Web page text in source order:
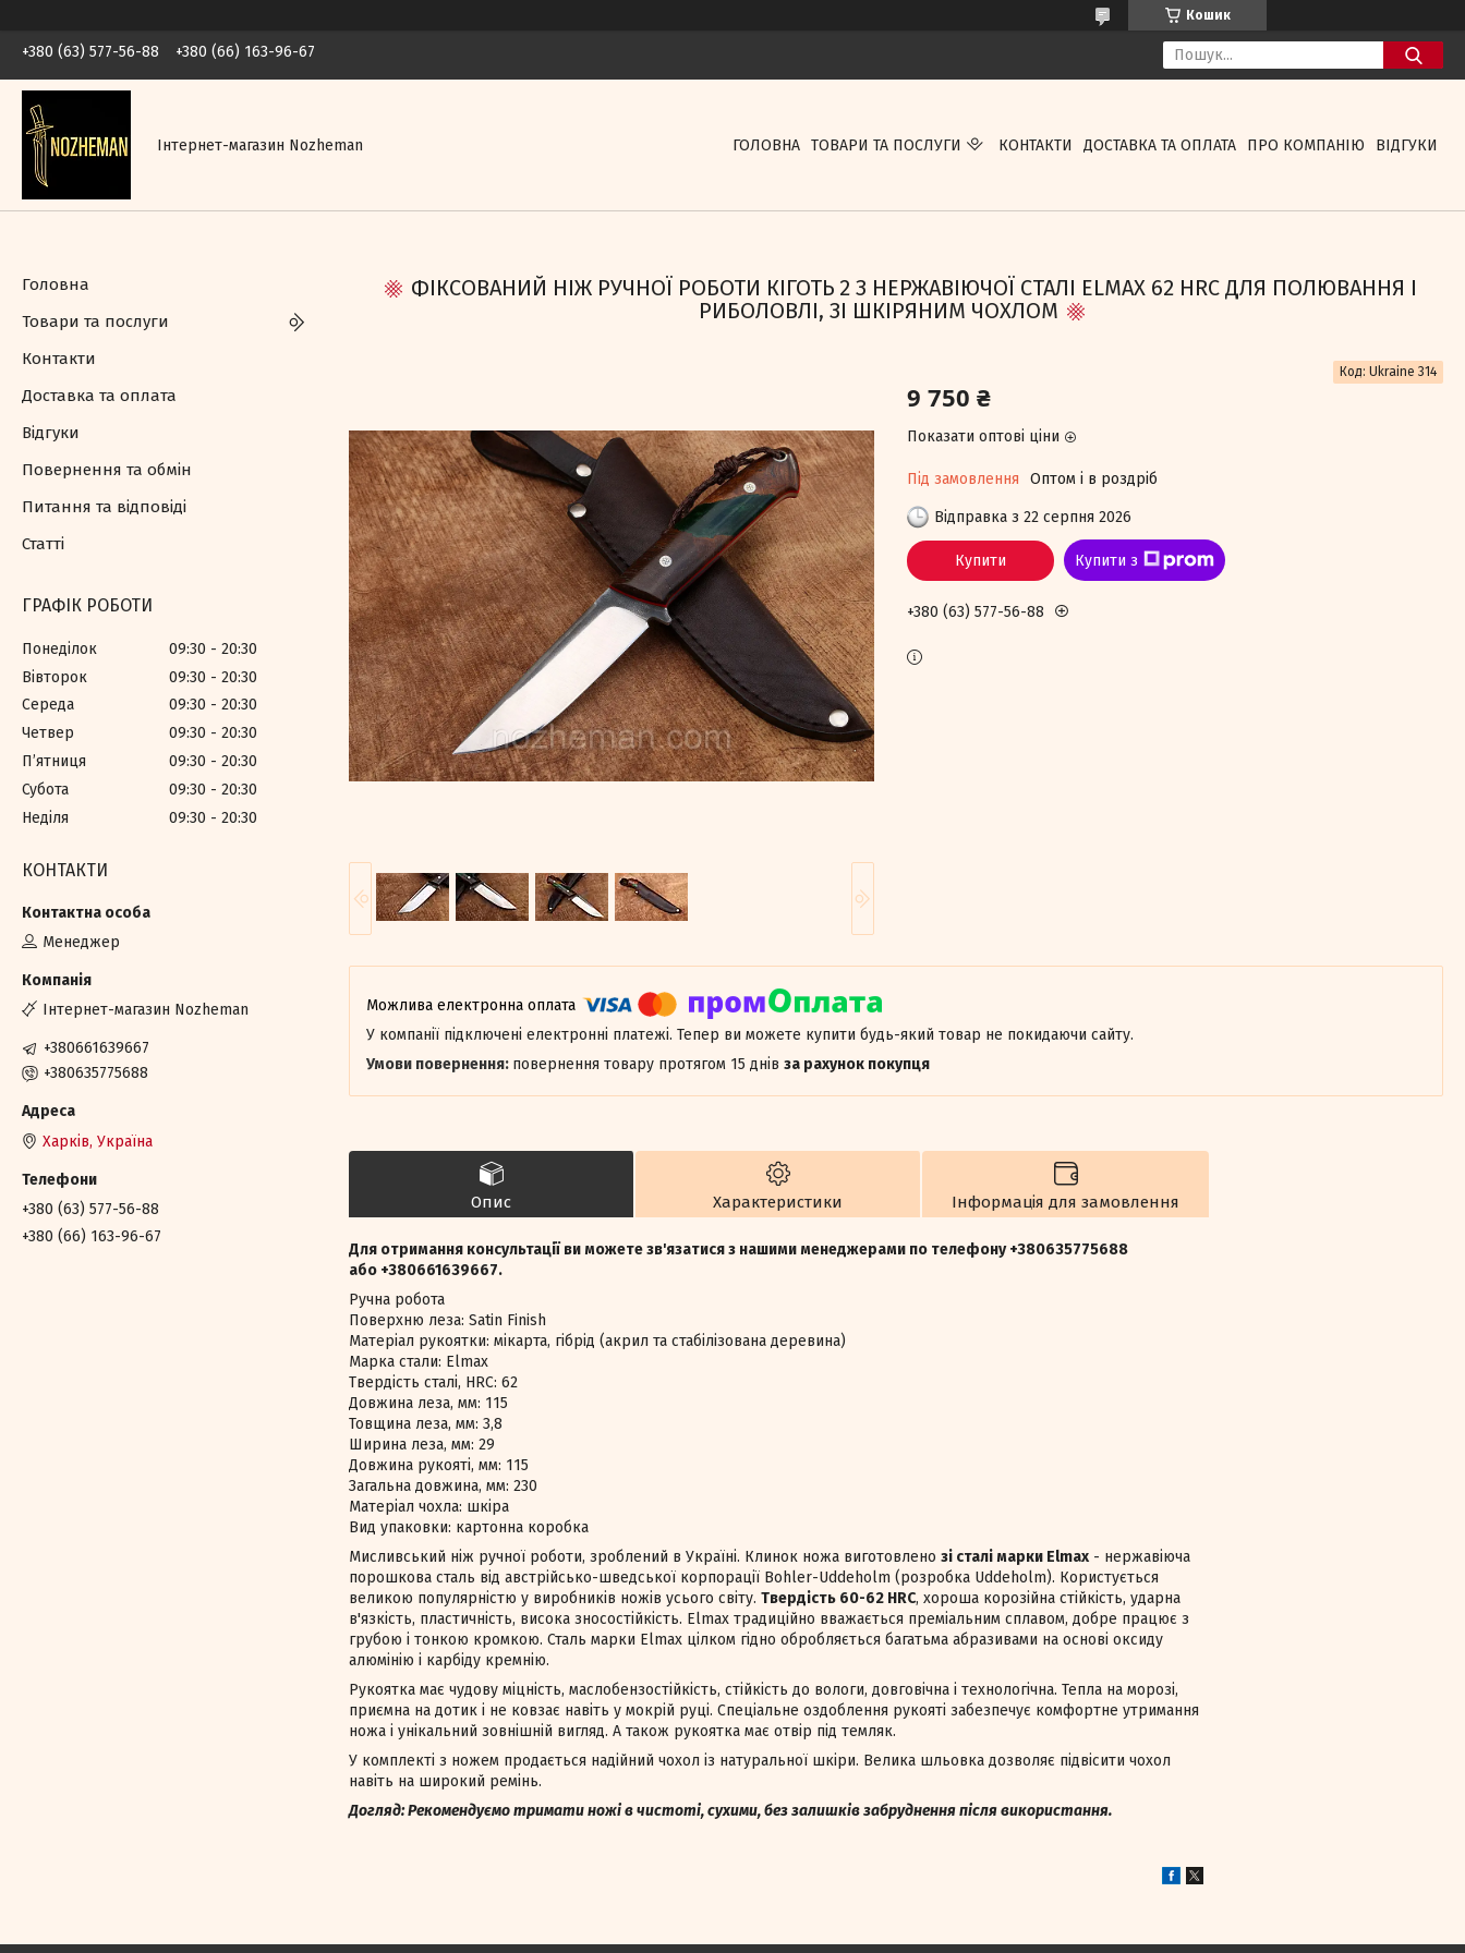
Кошик
+380 (63) 577-56-88 +380 (66) 163-96-67
Інтернет-магазин Nozheman ГОЛОВНА ТОВАРИ ТА ПОСЛУГИ КОНТАКТИ ДОСТАВКА ТА ОПЛАТА ПРО КОМПАНІЮ ВІДГУКИ
ФІКСОВАНИЙ НІЖ РУЧНОЇ РОБОТИ КІГОТЬ 2 З НЕРЖАВІЮЧОЇ СТАЛІ ELMAX 62 HRC ДЛЯ ПОЛЮВАННЯ І
РИБОЛОВЛІ, ЗІ ШКІРЯНИМ ЧОХЛОМ
9 750 ₴
Показати оптові ціни
Під замовлення Оптом і в роздріб
Код: Ukraine 314
Відправка з 22 серпня 2026
Купити Купити з
+380 (63) 577-56-88
У компанії підключені електронні платежі. Тепер ви можете купити будь-який товар не покидаючи сайту.
повернення товару протягом 15 днів за рахунок покупця
Опис Характеристики Інформація для замовлення
Для отримання консультації ви можете зв'язатися з нашими менеджерами по телефону +380635775688
або +380661639667.
Ручна робота
Поверхню леза: Satin Finish
Матеріал рукоятки: мікарта, гібрід (акрил та стабілізована деревина)
Марка стали: Elmax
Твердість сталі, HRC: 62
Довжина леза, мм: 115
Товщина леза, мм: 3,8
Ширина леза, мм: 29
Довжина рукояті, мм: 115
Загальна довжина, мм: 230
Матеріал чохла: шкіра
Вид упаковки: картонна коробка
Мисливський ніж ручної роботи, зроблений в Україні. Клинок ножа виготовлено зі сталі марки Elmax - нержавіюча
порошкова сталь від австрійсько-шведської корпорації Bohler-Uddeholm (розробка Uddeholm). Користується
великою популярністю у виробників ножів усього світу. Твердість 60-62 HRC, хороша корозійна стійкість, ударна
в'язкість, пластичність, висока зносостійкість. Elmax традиційно вважається преміальним сплавом, добре працює з
грубою і тонкою кромкою. Сталь марки Elmax цілком гідно обробляється багатьма абразивами на основі оксиду
алюмінію і карбіду кремнію.
Рукоятка має чудову міцність, маслобензостійкість, стійкість до вологи, довговічна і технологічна. Тепла на морозі,
приємна на дотик і не ковзає навіть у мокрій руці. Спеціальне оздоблення рукояті забезпечує комфортне утримання
ножа і унікальний зовнішній вигляд. А також рукоятка має отвір під темляк.
У комплекті з ножем продається надійний чохол із натуральної шкіри. Велика шльовка дозволяє підвісити чохол
навіть на широкий ремінь.
Догляд: Рекомендуємо тримати ножі в чистоті, сухими, без залишків забруднення після використання.
Головна
Товари та послуги
Контакти
Доставка та оплата
Відгуки
Повернення та обмін
Питання та відповіді
Статті
ГРАФІК РОБОТИ
Понеділок 09:30
20:30
Вівторок
09:30
20:30
Середа
09:30
20:30
Четвер
09:30
20:30
Пʼятниця
09:30
20:30
Субота
09:30
20:30
Неділя
09:30 20:30
КОНТАКТИ
Менеджер
Інтернет-магазин Nozheman
+380661639667
+380635775688
Харків, Україна
+380 (63) 577-56-88
+380 (66) 163-96-67